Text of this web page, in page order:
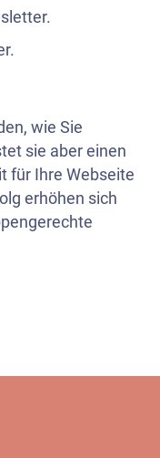
.
wie Sie
sie aber einen
für Ihre Webseite
erhöhen sich